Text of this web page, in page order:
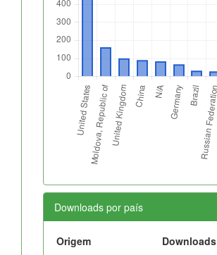
Downloads por país
Origem Downloads